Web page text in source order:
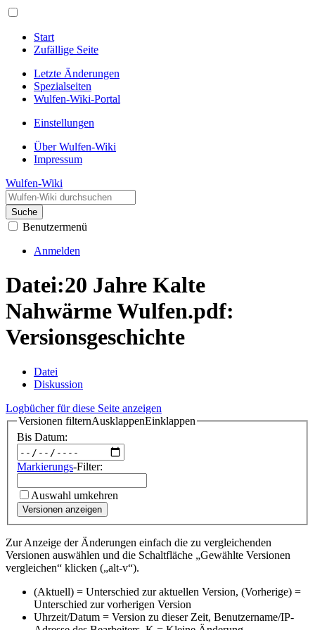
Start
Zufällige Seite
Letzte Änderungen
Spezialseiten
Wulfen-Wiki-Portal
Einstellungen
Über Wulfen-Wiki
Impressum
Wulfen-Wiki
Suche
Benutzermenü
Anmelden
Datei:20 Jahre Kalte
Nahwärme Wulfen.pdf:
Versionsgeschichte
Datei
Diskussion
Logbücher für diese Seite anzeigen
Versionen filternAusklappenEinklappen
Bis Datum:
Markierungs-Filter:
Auswahl umkehren
Versionen anzeigen
Zur Anzeige der Änderungen einfach die zu vergleichenden
Versionen auswählen und die Schaltfläche „Gewählte Versionen
vergleichen“ klicken („alt-v“).
(Aktuell) = Unterschied zur aktuellen Version, (Vorherige) =
Unterschied zur vorherigen Version
Uhrzeit/Datum = Version zu dieser Zeit, Benutzername/IP-